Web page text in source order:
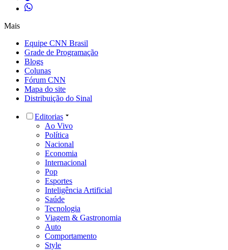
Mais
Equipe CNN Brasil
Grade de Programação
Blogs
Colunas
Fórum CNN
Mapa do site
Distribuição do Sinal
Editorias
Ao Vivo
Política
Nacional
Economia
Internacional
Pop
Esportes
Inteligência Artificial
Saúde
Tecnologia
Viagem & Gastronomia
Auto
Comportamento
Style